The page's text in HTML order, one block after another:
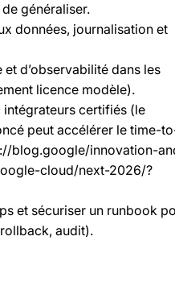
généraliser.
données, journalisation et
d’observabilité dans les
licence modèle).
certifiés (le
peut accélérer le time-
blog.google/innovation-
cloud/next-2026/?
et sécuriser un runbook
audit).